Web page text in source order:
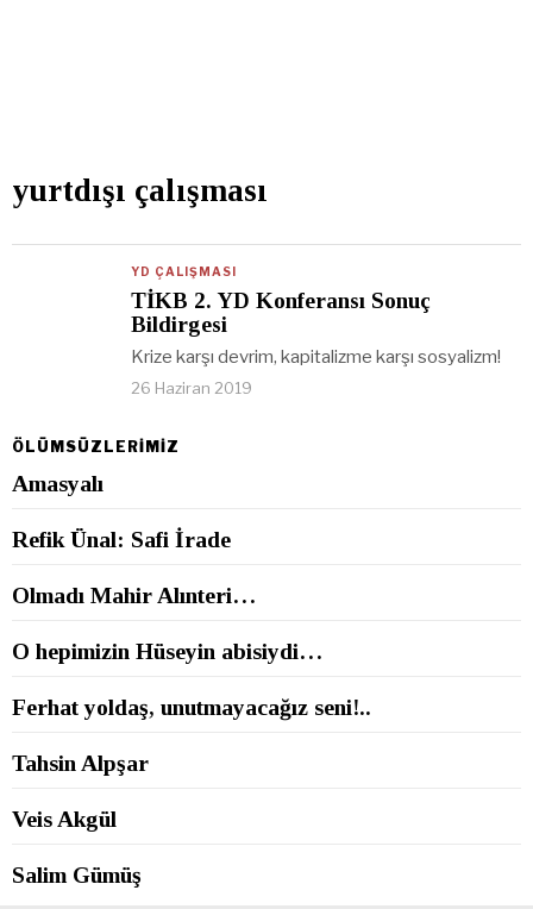
yurtdışı çalışması
YD ÇALIŞMASI
TİKB 2. YD Konferansı Sonuç
Bildirgesi
Krize karşı devrim, kapitalizme karşı sosyalizm!
26 Haziran 2019
ÖLÜMSÜZLERİMİZ
Amasyalı
Refik Ünal: Safi İrade
Olmadı Mahir Alınteri…
O hepimizin Hüseyin abisiydi…
Ferhat yoldaş, unutmayacağız seni!..
Tahsin Alpşar
Veis Akgül
Salim Gümüş